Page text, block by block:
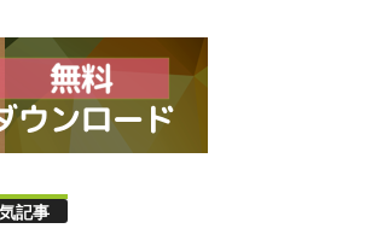
記事